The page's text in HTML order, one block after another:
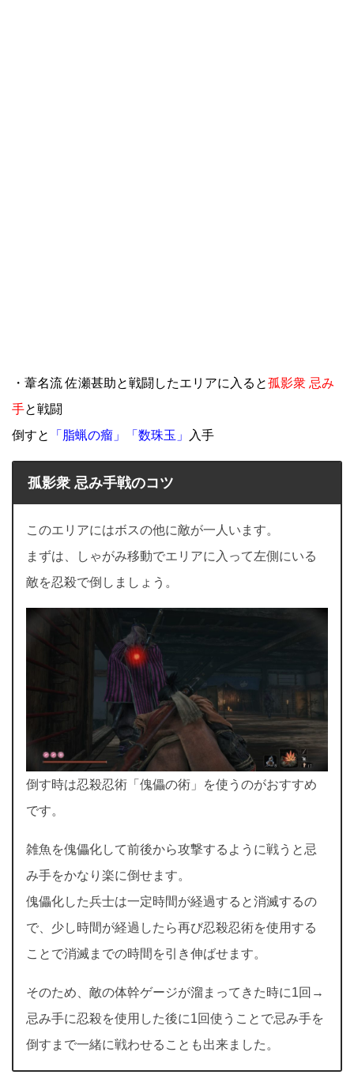
・葦名流 佐瀬甚助と戦闘したエリアに入ると孤影衆 忌み
手と戦闘
倒すと
「脂蝋の瘤」「数珠玉」 入手
孤影衆 忌み手戦のコツ
このエリアにはボスの他に敵が一人います。
まずは、しゃがみ移動でエリアに入って左側にいる
敵を忍殺で倒しましょう。
倒す時は忍殺忍術「傀儡の術」を使うのがおすすめ
です。
雑魚を傀儡化して前後から攻撃するように戦うと忌
み手をかなり楽に倒せます。
傀儡化した兵士は一定時間が経過すると消滅するの
で、少し時間が経過したら再び忍殺忍術を使用する
ことで消滅までの時間を引き伸ばせます。
そのため、敵の体幹ゲージが溜まってきた時に1回→
忌み手に忍殺を使用した後に1回使うことで忌み手を
倒すまで一緒に戦わせることも出来ました。